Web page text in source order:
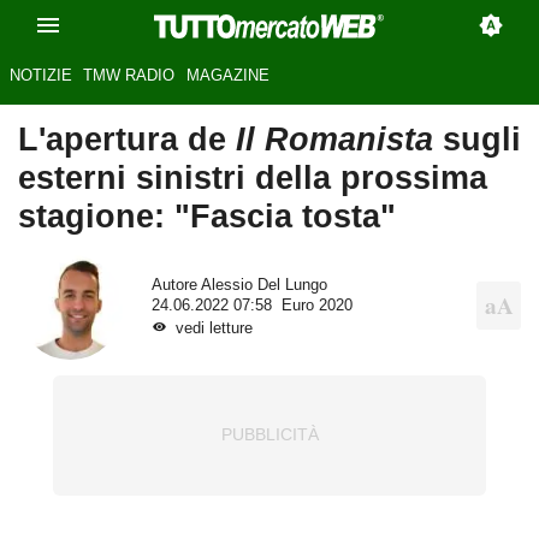
NOTIZIE TMW RADIO MAGAZINE
L'apertura de Il Romanista sugli
esterni sinistri della prossima
stagione: "Fascia tosta"
Autore Alessio Del Lungo
24.06.2022 07:58
Euro 2020
vedi letture